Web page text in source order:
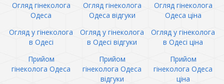
Огляд гінеколога
Одеса
Огляд гінеколога
Одеса відгуки
Огляд гінеколога
Одеса ціна
Огляд у гінеколога
в Одесі
Огляд у гінеколога
в Одесі відгуки
Огляд у гінеколога
в Одесі ціна
Прийом
гінеколога Одеса
Прийом
гінеколога Одеса
відгуки
Прийом
гінеколога Одеса
ціна